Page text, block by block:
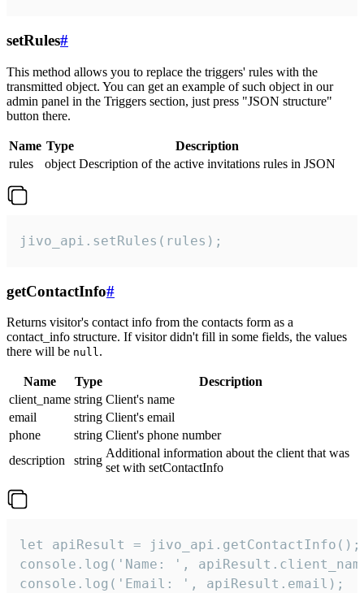
setRules#
This method allows you to replace the triggers' rules with the
transmitted object. You can get an example of such object in our
admin panel in the Triggers section, just press "JSON structure"
button there.
Name Type
Description
rules
object Description of the active invitations rules in JSON
jivo_api.setRules(rules);
getContactInfo#
Returns visitor's contact info from the contacts form as a
contact_info structure. If visitor didn't fill in some fields, the values
there will be null.
Name Type
Description
client_name string Client's name
email
string Client's email
phone
string Client's phone number
description
string
Additional information about the client that was
set with setContactInfo
let apiResult = jivo_api.getContactInfo();
console.log('Name: ',
console.log('Email: ', apiResult.email);